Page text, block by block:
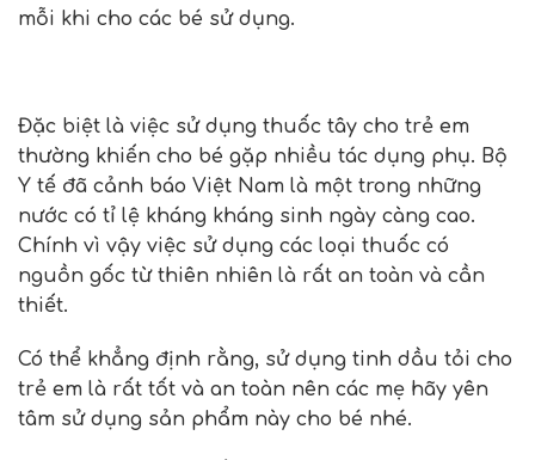
mỗi khi cho các bé sử dụng.
Đặc biệt là việc sử dụng thuốc tây cho trẻ em
thường khiến cho bé gặp nhiều tác dụng phụ. Bộ
Y tế đã cảnh báo Việt Nam là một trong những
nước có tỉ lệ kháng kháng sinh ngày càng cao.
Chính vì vậy việc sử dụng các loại thuốc có
nguồn gốc từ thiên nhiên là rất an toàn và cần
thiết.
Có thể khẳng định rằng, sử dụng tinh dầu tỏi cho
trẻ em là rất tốt và an toàn nên các mẹ hãy yên
tâm sử dụng sản phẩm này cho bé nhé.